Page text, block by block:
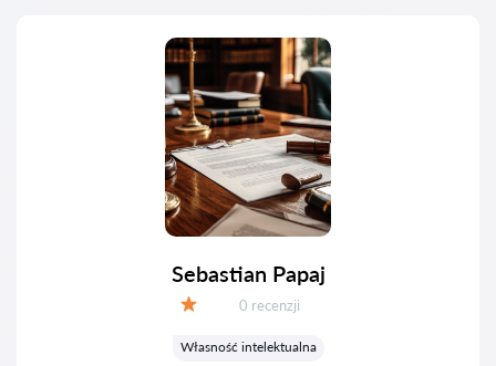
Sebastian Papaj
Recenzji:
0 recenzji
Własność intelektualna